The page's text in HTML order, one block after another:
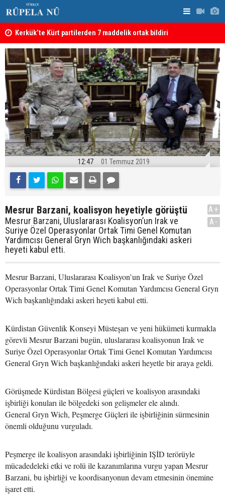
Kerkük’te Kürt partilerden 7 maddelik ortak bildiri
12:47 01 Temmuz 2019
Mesrur Barzani, koalisyon heyetiyle görüştü
Mesrur Barzani, Uluslararası Koalisyon’un Irak ve
Suriye Özel Operasyonlar Ortak Timi Genel Komutan
Yardımcısı General Gryn Wich başkanlığındaki askeri
heyeti kabul etti.
A+
A-
Mesrur Barzani, Uluslararası Koalisyon’un Irak ve Suriye Özel
Operasyonlar Ortak Timi Genel Komutan Yardımcısı General Gryn
Wich başkanlığındaki askeri heyeti kabul etti.
Kürdistan Güvenlik Konseyi Müsteşarı ve yeni hükümeti kurmakla
görevli Mesrur Barzani bugün, uluslararası koalisyonun Irak ve
Suriye Özel Operasyonlar Ortak Timi Genel Komutan Yardımcısı
General Gryn Wich başkanlığındaki askeri heyetle bir araya geldi.
Görüşmede Kürdistan Bölgesi güçleri ve koalisyon arasındaki
işbirliği konuları ile bölgedeki son gelişmeler ele alındı.
General Gryn Wich, Peşmerge Güçleri ile işbirliğinin sürmesinin
önemli olduğunu vurguladı.
Peşmerge ile koalisyon arasındaki işbirliğinin IŞİD terörüyle
mücadedeleki etki ve rolü ile kazanımlarına vurgu yapan Mesrur
Barzani, bu işbirliği ve koordisanyonun devam etmesinin önemine
işaret etti.